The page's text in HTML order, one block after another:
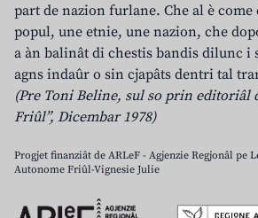
part de nazion furlane. Che al è
popul, une etnie, une nazion, che
a àn balinât di chestis bandis dilunc i
agns indaûr o sin cjapâts dentri tal
(Pre Toni Beline, sul so prin editoriâl
Friûl”, Dicembar 1978)
Progjet finanziât de ARLeF - Agjenzie Regjonâl pe
Autonome Friûl-Vignesie Julie